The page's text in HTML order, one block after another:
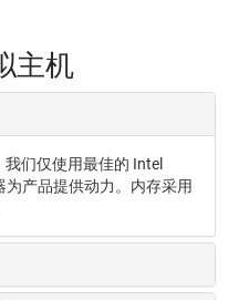
主机
们仅使用最佳的 Intel
为产品提供动力。内存采用